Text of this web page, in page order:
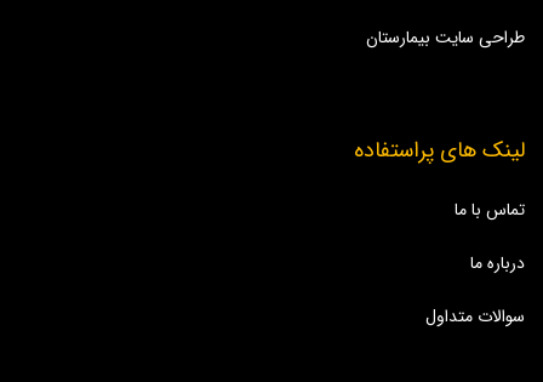
طراحی سایت بیمارستان
لینک های پراستفاده
تماس با ما
درباره ما
سوالات متداول